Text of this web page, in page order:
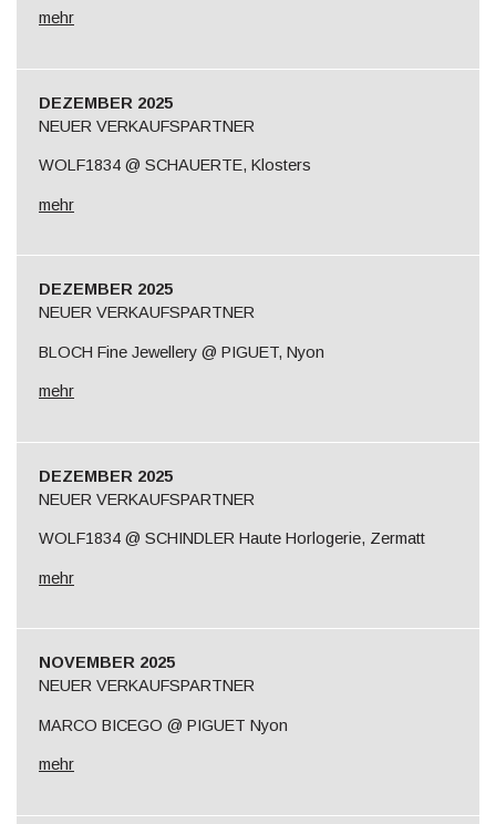
mehr
DEZEMBER 2025
NEUER VERKAUFSPARTNER
WOLF1834 @ SCHAUERTE, Klosters
mehr
DEZEMBER 2025
NEUER VERKAUFSPARTNER
BLOCH Fine Jewellery @ PIGUET, Nyon
mehr
DEZEMBER 2025
NEUER VERKAUFSPARTNER
WOLF1834 @ SCHINDLER Haute Horlogerie, Zermatt
mehr
NOVEMBER 2025
NEUER VERKAUFSPARTNER
MARCO BICEGO @ PIGUET Nyon
mehr